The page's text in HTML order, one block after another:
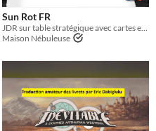
Sun Rot FR
Maison Nébuleuse